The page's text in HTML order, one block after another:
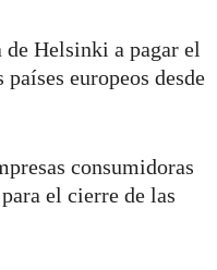
Helsinki a pagar el
europeos desde
consumidoras
el cierre de las